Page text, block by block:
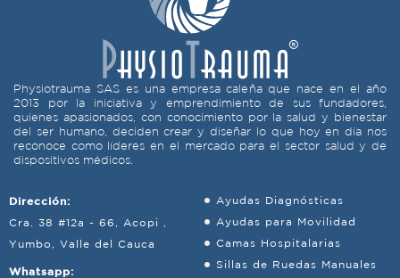
Physiotrauma SAS es una empresa caleña que nace en el año
2013 por la iniciativa y emprendimiento de sus fundadores,
quienes apasionados, con conocimiento por la salud y bienestar
del ser humano, deciden crear y diseñar lo que hoy en día nos
reconoce como líderes en el mercado para el sector salud y de
dispositivos médicos.
Dirección:
Cra. 38 #12a - 66, Acopi ,
Yumbo, Valle del Cauca
Whatsapp:
Ayudas Diagnósticas
Ayudas para Movilidad
Camas Hospitalarias
Sillas de Ruedas Manuales